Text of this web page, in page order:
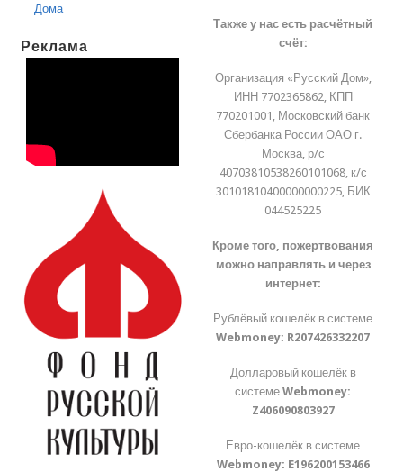
Дома
Реклама
Также у нас есть расчётный
счёт:
Организация «Русский Дом»,
ИНН 7702365862, КПП
770201001, Московский банк
Сбербанка России ОАО г.
Москва, р/с
40703810538260101068, к/с
30101810400000000225, БИК
044525225
Кроме того, пожертвования
можно направлять и через
интернет:
Рублёвый кошелёк в системе
Webmoney: R207426332207
Долларовый кошелёк в
системеWebmoney:
Z406090803927
Евро-кошелёк в системе
Webmoney: E196200153466